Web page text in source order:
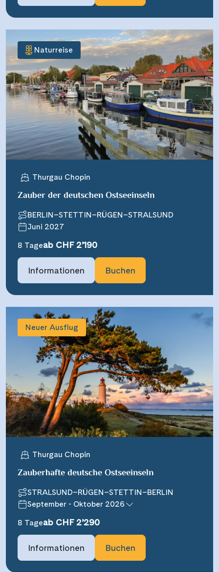
Naturreise
Thurgau Chopin
Zauber der deutschen Ostseeinseln
BERLIN–STETTIN–RÜGEN–STRALSUND
Juni 2027
8 Tageab CHF 2’190
Informationen Buchen
Neuer Ausflug
Thurgau Chopin
Zauberhafte deutsche Ostseeinseln
STRALSUND–RÜGEN–STETTIN–BERLIN
September - Oktober 2026
8 Tageab CHF 2’290
Informationen Buchen